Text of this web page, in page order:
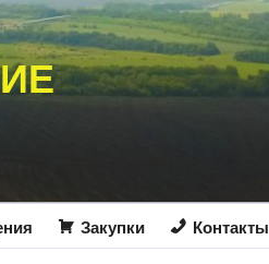
Закупки Контакты